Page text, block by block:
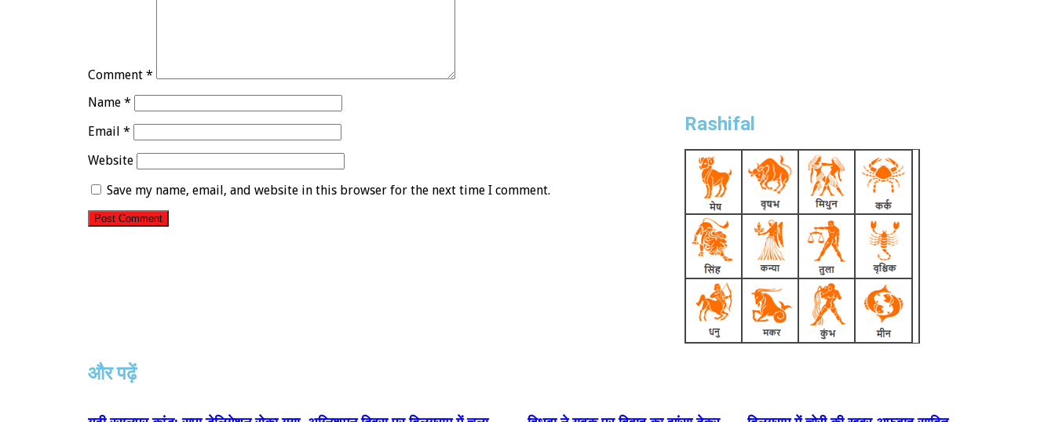
Comment *
Name *
Email *
Website
Save my name, email, and website in this browser for the next time I comment.
Rashifal
और पढ़ें